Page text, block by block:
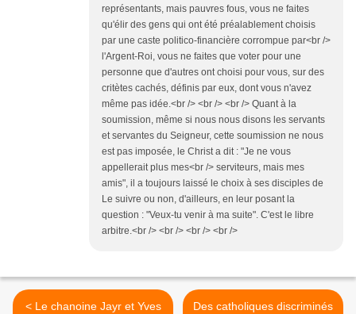
représentants, mais pauvres fous, vous ne faites
qu'élir des gens qui ont été préalablement choisis
par une caste politico-financière corrompue par<br />
l'Argent-Roi, vous ne faites que voter pour une
personne que d'autres ont choisi pour vous, sur des
critètes cachés, définis par eux, dont vous n'avez
même pas idée.<br /> <br /> <br /> Quant à la
soumission, même si nous nous disons les servants
et servantes du Seigneur, cette soumission ne nous
est pas imposée, le Christ a dit : "Je ne vous
appellerait plus mes<br /> serviteurs, mais mes
amis", il a toujours laissé le choix à ses disciples de
Le suivre ou non, d'ailleurs, en leur posant la
question : "Veux-tu venir à ma suite". C'est le libre
arbitre.<br /> <br /> <br /> <br />
< Le chanoine Jayr et Yves
Des catholiques discriminés